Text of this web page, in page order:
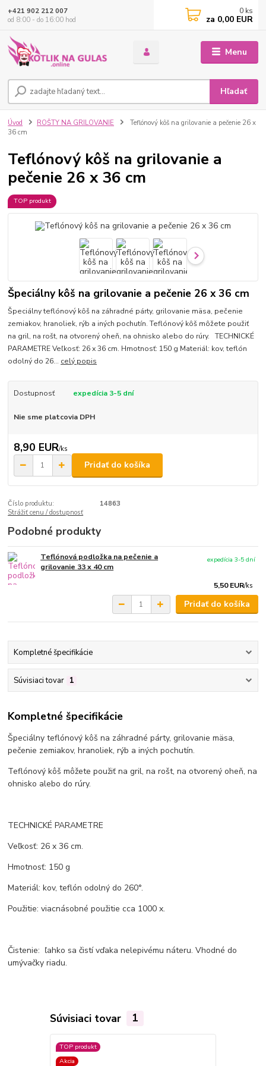
Menu
Hľadať
+421 902 212 007
od 8:00 - do 16:00 hod
0 ks
za 0,00 EUR
Úvod ROŠTY NA GRILOVANIE
Teflónový kôš na grilovanie a pečenie 26 x
36 cm
Teflónový kôš na grilovanie a
pečenie 26 x 36 cm
TOP produkt
Špeciálny kôš na grilovanie a pečenie 26 x 36 cm
Špeciálny teflónový kôš na záhradné párty, grilovanie mäsa, pečenie
zemiakov, hranoliek, rýb a iných pochutín. Teflónový kôš môžete použiť
na gril, na rošt, na otvorený oheň, na ohnisko alebo do rúry. TECHNICKÉ
PARAMETRE Veľkosť: 26 x 36 cm. Hmotnosť: 150 g Materiál: kov, teflón
odolný do 26... celý popis
Dostupnosť expedícia 3-5 dní
Nie sme platcovia DPH
8,90 EUR/ks
Pridať do košíka
Číslo produktu:
14863
Strážiť cenu / dostupnosť
Podobné produkty
Teflónová podložka na pečenie a
grilovanie 33 x 40 cm
5,50 EUR/ks
expedícia 3-5 dní
Pridať do košíka
Kompletné špecifikácie
Súvisiaci tovar 1
Kompletné špecifikácie
Špeciálny teflónový kôš na záhradné párty, grilovanie mäsa,
pečenie zemiakov, hranoliek, rýb a iných pochutín.
Teflónový kôš môžete použiť na gril, na rošt, na otvorený oheň, na
ohnisko alebo do rúry.
TECHNICKÉ PARAMETRE
Veľkosť: 26 x 36 cm.
Hmotnosť: 150 g
Materiál: kov, teflón odolný do 260°.
Použitie: viacnásobné použitie cca 1000 x.
Čistenie: ľahko sa čistí vďaka nelepivému náteru. Vhodné do
umývačky riadu.
Súvisiaci tovar 1
TOP produkt
Akcia